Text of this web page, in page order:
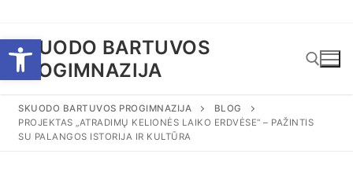
Open toolbar
prie
turinio
SKUODO BARTUVOS
PROGIMNAZIJA
Ieškoti:
SKUODO BARTUVOS PROGIMNAZIJA
BLOG
PROJEKTAS „ATRADIMŲ KELIONĖS LAIKO ERDVĖSE“ – PAŽINTIS
SU PALANGOS ISTORIJA IR KULTŪRA